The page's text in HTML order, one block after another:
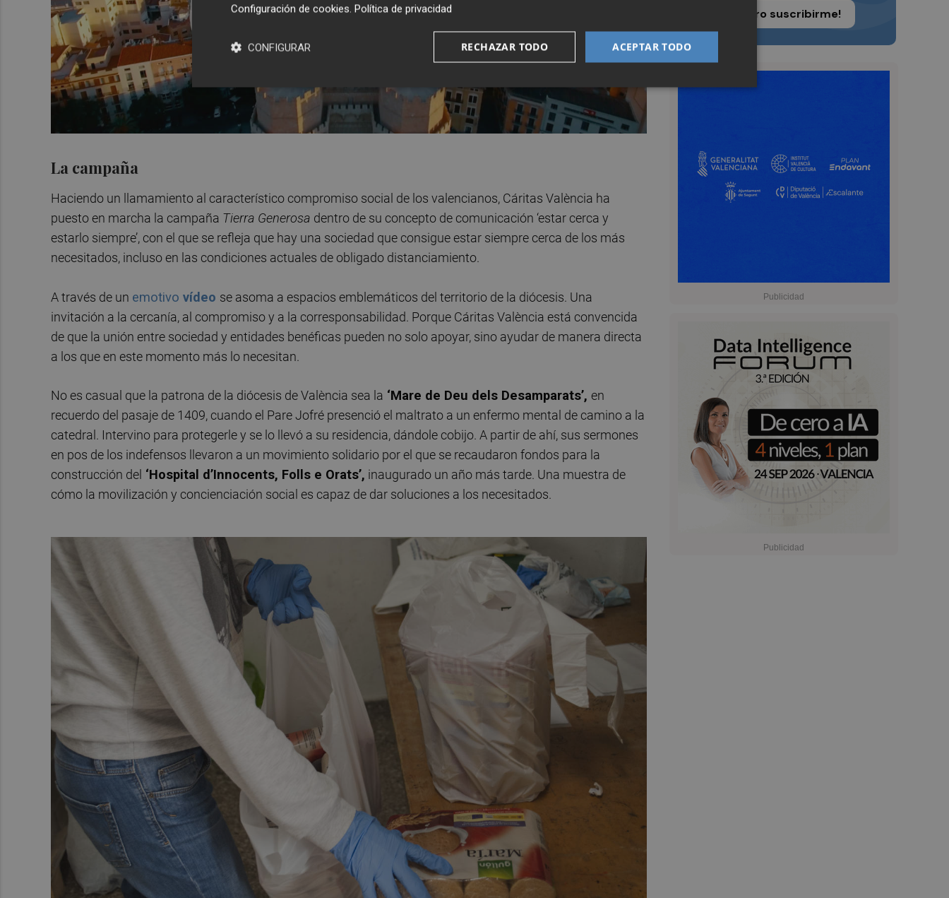
¡Quiero suscribirme!
La campaña
Haciendo un llamamiento al característico compromiso social de los valencianos, Cáritas València ha
puesto en marcha la campaña Tierra Generosa dentro de su concepto de comunicación ‘estar cerca y
estarlo siempre’, con el que se refleja que hay una sociedad que consigue estar siempre cerca de los más
necesitados, incluso en las condiciones actuales de obligado distanciamiento.
A través de un emotivo vídeo se asoma a espacios emblemáticos del territorio de la diócesis. Una
invitación a la cercanía, al compromiso y a la corresponsabilidad. Porque Cáritas València está convencida
de que la unión entre sociedad y entidades benéficas pueden no solo apoyar, sino ayudar de manera directa
a los que en este momento más lo necesitan.
No es casual que la patrona de la diócesis de València sea la ‘Mare de Deu dels Desamparats’, en
recuerdo del pasaje de 1409, cuando el Pare Jofré presenció el maltrato a un enfermo mental de camino a la
catedral. Intervino para protegerle y se lo llevó a su residencia, dándole cobijo. A partir de ahí, sus sermones
en pos de los indefensos llevaron a un movimiento solidario por el que se recaudaron fondos para la
construcción del ‘Hospital d’Innocents, Folls e Orats’, inaugurado un año más tarde. Una muestra de
cómo la movilización y concienciación social es capaz de dar soluciones a los necesitados.
Configuración de cookies. Política de privacidad
ACEPTAR TODO
RECHAZAR TODO
CONFIGURAR